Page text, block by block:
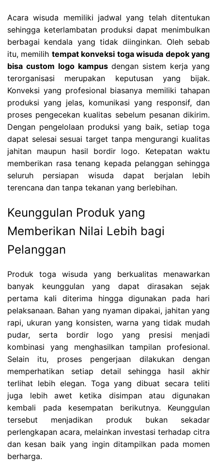
Acara wisuda memiliki jadwal yang telah ditentukan
sehingga keterlambatan produksi dapat menimbulkan
berbagai kendala yang tidak diinginkan. Oleh sebab
itu, memilih tempat konveksi toga wisuda depok yang
bisa custom logo kampusdengan sistem kerja yang
terorganisasi merupakan keputusan yang bijak.
Konveksi yang profesional biasanya memiliki tahapan
produksi yang jelas, komunikasi yang responsif, dan
proses pengecekan kualitas sebelum pesanan dikirim.
Dengan pengelolaan produksi yang baik, setiap toga
dapat selesai sesuai target tanpa mengurangi kualitas
jahitan maupun hasil bordir logo. Ketepatan waktu
memberikan rasa tenang kepada pelanggan sehingga
seluruh persiapan wisuda dapat berjalan lebih
terencana dan tanpa tekanan yang berlebihan.
Keunggulan Produk yang
Memberikan Nilai Lebih bagi
Pelanggan
Produk toga wisuda yang berkualitas menawarkan
banyak keunggulan yang dapat dirasakan sejak
pertama kali diterima hingga digunakan pada hari
pelaksanaan. Bahan yang nyaman dipakai, jahitan yang
rapi, ukuran yang konsisten, warna yang tidak mudah
pudar, serta bordir logo yang presisi menjadi
kombinasi yang menghasilkan tampilan profesional.
Selain itu, proses pengerjaan dilakukan dengan
memperhatikan setiap detail sehingga hasil akhir
terlihat lebih elegan. Toga yang dibuat secara teliti
juga lebih awet ketika disimpan atau digunakan
kembali pada kesempatan berikutnya. Keunggulan
tersebut menjadikan produk bukan sekadar
perlengkapan acara, melainkan investasi terhadap citra
dan kesan baik yang ingin ditampilkan pada momen
berharga.